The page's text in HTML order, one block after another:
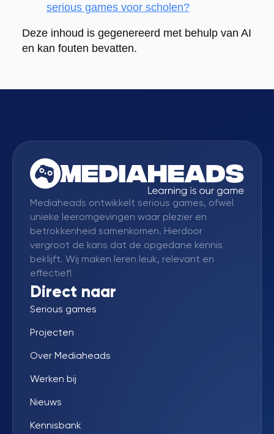
serious games voor scholen?
Deze inhoud is gegenereerd met behulp van AI
en kan fouten bevatten.
Mediaheads ontwikkelt serious games, ofwel
unieke leeromgevingen waar plezier en
betrokkenheid samenkomen. Hierdoor
vergroot de kans dat de opgedane kennis
beklijft. Wij maken leren leuk, relevant en
effectief!
Direct naar
Serious games
Projecten
Over Mediaheads
Werken bij
Nieuws
Kennisbank